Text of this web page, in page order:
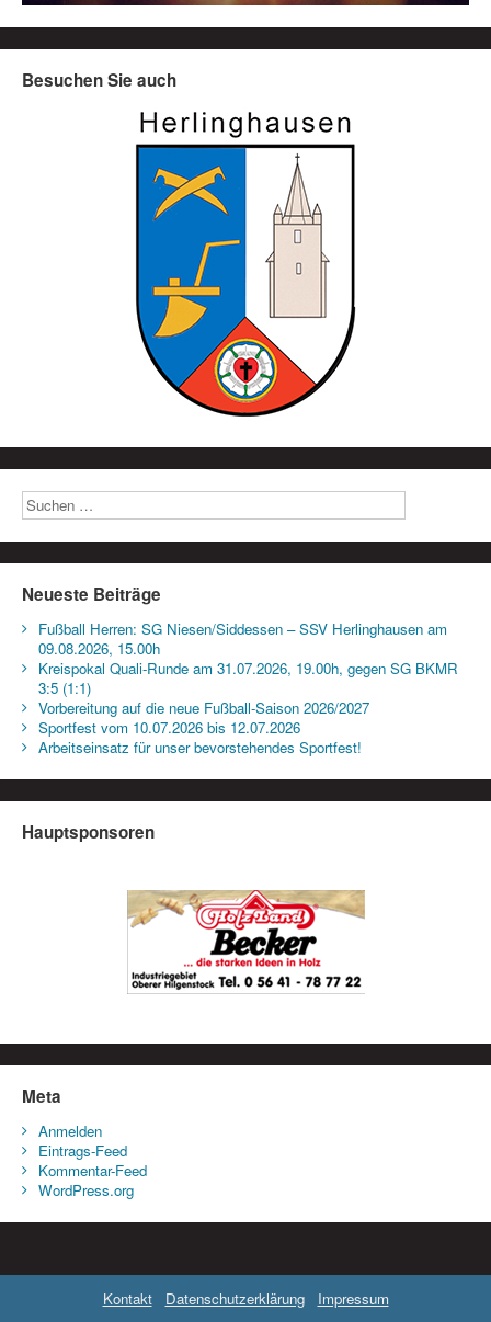
Besuchen Sie auch
Neueste Beiträge
Fußball Herren: SG Niesen/Siddessen – SSV Herlinghausen am
09.08.2026, 15.00h
Kreispokal Quali-Runde am 31.07.2026, 19.00h, gegen SG BKMR
3:5 (1:1)
Vorbereitung auf die neue Fußball-Saison 2026/2027
Sportfest vom 10.07.2026 bis 12.07.2026
Arbeitseinsatz für unser bevorstehendes Sportfest!
Hauptsponsoren
Meta
Anmelden
Eintrags-Feed
Kommentar-Feed
WordPress.org
Kontakt Datenschutzerklärung
Impressum